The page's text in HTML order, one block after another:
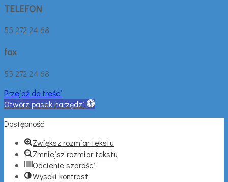
TELEFON
55 272 24 68
fax
55 272 24 68
Przejdź do treści
Otwórz pasek narzędzi
Dostępność
Zwiększ rozmiar tekstu
Zmniejsz rozmiar tekstu
Odcienie szarości
Wysoki kontrast